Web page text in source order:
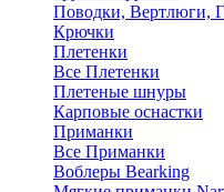
Поводки, Вертлюги,
Крючки
Плетенки
Все Плетенки
Плетеные шнуры
Карповые оснастки
Приманки
Все Приманки
Воблеры Bearking